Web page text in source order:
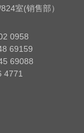
室(销售部）
0958
69159
69088
4771